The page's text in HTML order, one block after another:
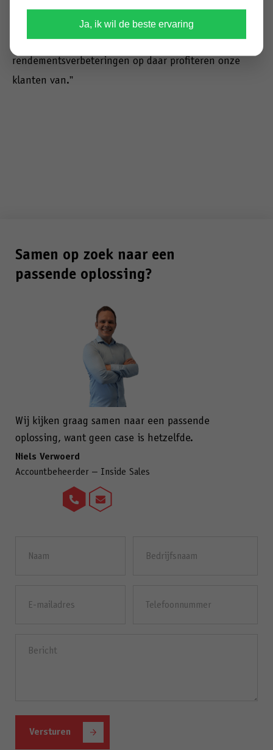
dagelijkse groupagetransport zorgt dat we altijd met
volle vrachtwagens rijden en snel leveren. Dit levert
rendementsverbeteringen op daar profiteren onze
klanten van.”
Samen op zoek naar een
passende oplossing?
Wij kijken graag samen naar een passende
oplossing, want geen case is hetzelfde.
Niels Verwoerd
Accountbeheerder – Inside Sales
(Vereist)
mailadres
(Vereist)
Ja, ik wil de beste ervaring